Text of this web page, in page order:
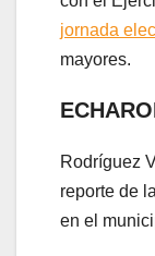
jornada
mayores.
Rodríguez
reporte de
en el